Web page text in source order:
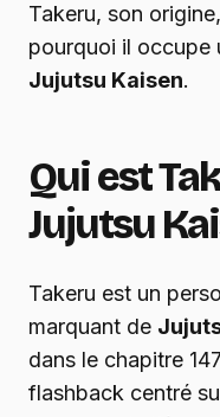
Takeru, son
pourquoi il occupe
Jujutsu Kaisen.
Qui est
Jujutsu
Takeru est un
marquant de
dans le chapitre
flashback centré